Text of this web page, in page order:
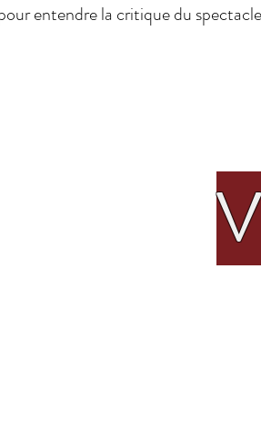
entendre la critique du